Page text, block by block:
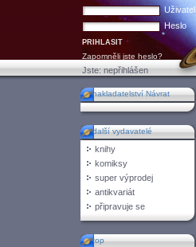
Uživatel
Heslo
Zapomněli jste heslo?
Jste:nepřihlášen
nakladatelství Návrat
další vydavatelé
knihy
komiksy
super výprodej
antikvariát
připravuje se
top